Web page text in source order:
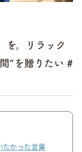
を。リラック
”を贈りたい #
たかった言葉